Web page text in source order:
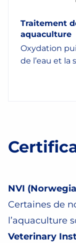
Traitement
aquaculture
Oxydation
de l’eau et la
NVI
Certaines de
l’aquaculture
Veterinary